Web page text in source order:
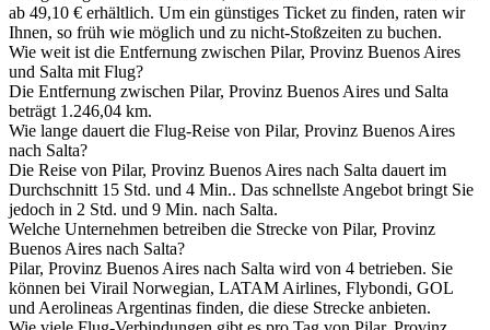
ab 49,10 € erhältlich. Um ein günstiges Ticket zu finden, raten wir
Ihnen, so früh wie möglich und zu nicht-Stoßzeiten zu buchen.
Wie weit ist die Entfernung zwischen Pilar, Provinz Buenos Aires
und Salta mit Flug?
Die Entfernung zwischen Pilar, Provinz Buenos Aires und Salta
beträgt 1.246,04 km.
Wie lange dauert die Flug-Reise von Pilar, Provinz Buenos Aires
nach Salta?
Die Reise von Pilar, Provinz Buenos Aires nach Salta dauert im
Durchschnitt 15 Std. und 4 Min.. Das schnellste Angebot bringt Sie
jedoch in 2 Std. und 9 Min. nach Salta.
Welche Unternehmen betreiben die Strecke von Pilar, Provinz
Buenos Aires nach Salta?
Pilar, Provinz Buenos Aires nach Salta wird von 4 betrieben. Sie
können bei Virail Norwegian, LATAM Airlines, Flybondi, GOL
und Aerolineas Argentinas finden, die diese Strecke anbieten.